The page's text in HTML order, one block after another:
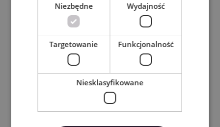
Niezbędne Wydajność
Targetowanie Funkcjonalność
Niesklasyfikowane